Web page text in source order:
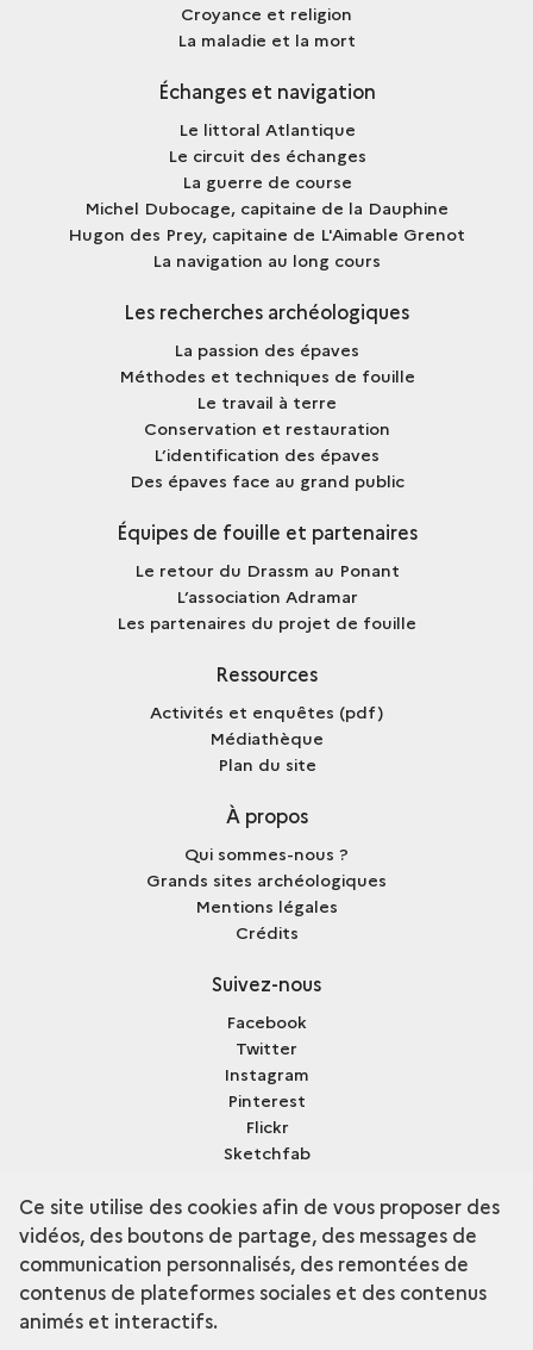
Croyance et religion
La maladie et la mort
Échanges et navigation
Le littoral Atlantique
Le circuit des échanges
La guerre de course
Michel Dubocage, capitaine de la Dauphine
Hugon des Prey, capitaine de L'Aimable Grenot
La navigation au long cours
Les recherches archéologiques
La passion des épaves
Méthodes et techniques de fouille
Le travail à terre
Conservation et restauration
L’identification des épaves
Des épaves face au grand public
Équipes de fouille et partenaires
Le retour du Drassm au Ponant
L’association Adramar
Les partenaires du projet de fouille
Ressources
Activités et enquêtes (pdf)
Médiathèque
Plan du site
À propos
Qui sommes-nous ?
Grands sites archéologiques
Mentions légales
Crédits
Suivez-nous
Facebook
Twitter
Instagram
Pinterest
Flickr
Sketchfab
Découvrir la collection
Ce site utilise des cookies afin de vous proposer des
vidéos, des boutons de partage, des messages de
communication personnalisés, des remontées de
contenus de plateformes sociales et des contenus
animés et interactifs.